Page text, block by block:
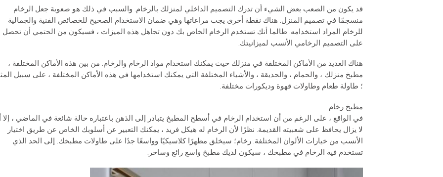
قد يكون من الصعب بعض الشيء أن تدرك التصميم الداخلي لمنزلك بالرخام. والسبب في ذلك هو صعوبة جعل الرخام
منسجمًا في تصميم المنزل. هناك نقطة أخرى يجب مراعاتها وهي ضمان الاستخدام الصحيح للخصائص الفنية والجمالية
للرخام المراد استخدامه. طالما أنك تستخدم الرخام الخاص بك دون تجاهل هذه الميزات ، فسيكون من الحتمي أن تحصل
على التصميم الرخامي الأنسب لميزانيتك.
هناك العديد من الأماكن المختلفة في منزلك حيث يمكنك استخدام مواد الرخام والرخام. من بين هذه الأماكن المختلفة ،
مطبخ منزلك ، والحمام ، والحديقة ، والأشياء المختلفة التي يمكنك استخدامها في هذه الأماكن المختلفة ، على سبيل
؛ طاولة طعام وطاولات قهوة وديكورات مختلفة.
مطبخ رخام
في الواقع ، على الرغم من أن استخدام الرخام في أسطح المطبخ يتبادر إلى الذهن باعتباره حالة شائعة في الماضي ، إلا
لا يزال يحافظ على شعبيته القديمة. نظرًا لأن الرخام له هيكل فريد ، يمكنك التعبير عن أسلوبك الخاص عن طريق اختيار
الأنسب من خيارات الألوان المختلفة. رخام؛ سيخلق مظهرًا كلاسيكيًا وواسعًا جدًا على طاولات مطبخك. إلى الحد الذي
تستخدم فيه الرخام في مطبخك ، سيكون لديك مطبخ واسع رائع وساحر.